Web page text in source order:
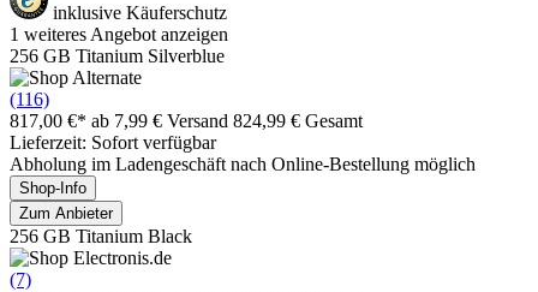
inklusive Käuferschutz
1 weiteres Angebot anzeigen
256 GB Titanium Silverblue
(116)
817,00 €* ab 7,99 € Versand 824,99 € Gesamt
Lieferzeit: Sofort verfügbar
Abholung im Ladengeschäft nach Online-Bestellung möglich
Shop-Info
Zum Anbieter
256 GB Titanium Black
(7)